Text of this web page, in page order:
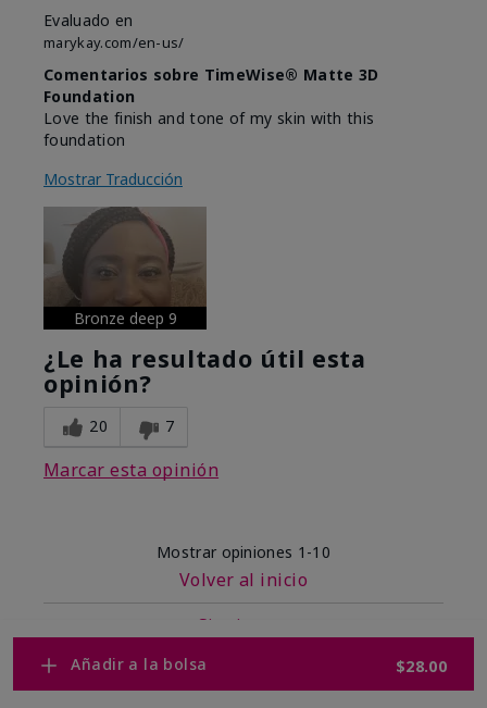
Añadir a la bolsa $28.00
Evaluado en
marykay.com/en-us/
Comentarios sobre TimeWise® Matte 3D
Foundation
Love the finish and tone of my skin with this
foundation
Mostrar Traducción
Bronze deep 9
¿Le ha resultado útil esta
opinión?
20 7
Marcar esta opinión
Mostrar opiniones 1-10
Volver al inicio
Siguiente